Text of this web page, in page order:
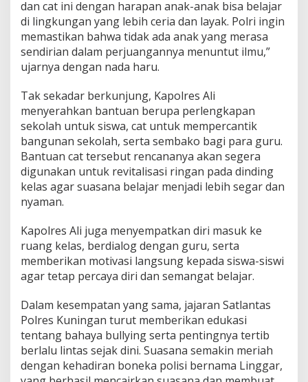
dan cat ini dengan harapan anak-anak bisa belajar
di lingkungan yang lebih ceria dan layak. Polri ingin
memastikan bahwa tidak ada anak yang merasa
sendirian dalam perjuangannya menuntut ilmu,”
ujarnya dengan nada haru.
Tak sekadar berkunjung, Kapolres Ali
menyerahkan bantuan berupa perlengkapan
sekolah untuk siswa, cat untuk mempercantik
bangunan sekolah, serta sembako bagi para guru.
Bantuan cat tersebut rencananya akan segera
digunakan untuk revitalisasi ringan pada dinding
kelas agar suasana belajar menjadi lebih segar dan
nyaman.
Kapolres Ali juga menyempatkan diri masuk ke
ruang kelas, berdialog dengan guru, serta
memberikan motivasi langsung kepada siswa-siswi
agar tetap percaya diri dan semangat belajar.
Dalam kesempatan yang sama, jajaran Satlantas
Polres Kuningan turut memberikan edukasi
tentang bahaya bullying serta pentingnya tertib
berlalu lintas sejak dini. Suasana semakin meriah
dengan kehadiran boneka polisi bernama Linggar,